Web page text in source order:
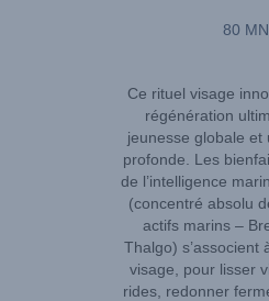
80 MN
Ce rituel visage
régénération
jeunesse globale et
profonde. Les
de l’intelligence
(concentré absolu
actifs marins –
Thalgo) s’associent
visage, pour lisser
rides, redonner